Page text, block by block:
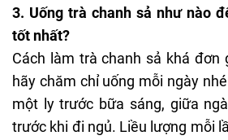
3. Uống trà chanh sả như nào
tốt nhất?
Cách làm trà chanh sả khá đơn
hãy chăm chỉ uống mỗi ngày
một ly trước bữa sáng, giữa
trước khi đi ngủ. Liều lượng mỗi